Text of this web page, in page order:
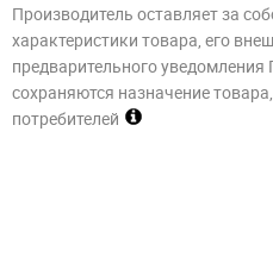
Производитель оставляет за
характеристики товара, его
предварительного уведомления
сохраняются назначение
потребителей